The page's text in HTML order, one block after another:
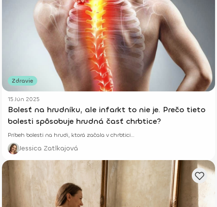
Zdravie
15 Jún 2025
Bolesť na hrudníku, ale infarkt to nie je. Prečo tieto
bolesti spôsobuje hrudná časť chrbtice?
Príbeh bolesti na hrudi, ktorá začala v chrbtici…
Jessica Zatlkajová